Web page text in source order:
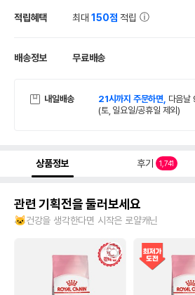
적립혜택 최대150점 적립
배송정보 무료배송
내일배송 21시까지 주문하면, 다음날
(토, 일요일/공휴일 제외)
상품정보 후기 1,741
관련 기획전을 둘러보세요
🐱건강을 생각한다면 시작은 로얄캐닌